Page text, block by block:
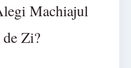
Machiajul
Zi?